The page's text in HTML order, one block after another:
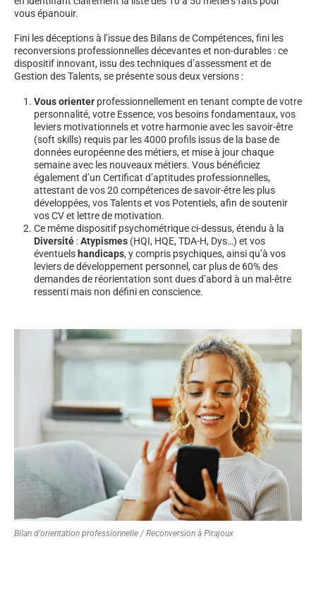
vous épanouir.
Fini les déceptions à l’issue des Bilans de Compétences, fini les
reconversions professionnelles décevantes et non-durables : ce
dispositif innovant, issu des techniques d’assessment et de
Gestion des Talents, se présente sous deux versions :
Vous orienter professionnellement en tenant compte de votre
personnalité, votre Essence, vos besoins fondamentaux, vos
leviers motivationnels et votre harmonie avec les savoir-être
(soft skills) requis par les 4000 profils issus de la base de
données européenne des métiers, et mise à jour chaque
semaine avec les nouveaux métiers. Vous bénéficiez
également d’un Certificat d’aptitudes professionnelles,
attestant de vos 20 compétences de savoir-être les plus
développées, vos Talents et vos Potentiels, afin de soutenir
vos CV et lettre de motivation.
Ce même dispositif psychométrique ci-dessus, étendu à la
Diversité :Atypismes (HQI, HQE, TDA-H, Dys…) et vos
éventuels handicaps, y compris psychiques, ainsi qu’à vos
leviers de développement personnel, car plus de 60% des
demandes de réorientation sont dues d’abord à un mal-être
ressenti mais non défini en conscience.
Bilan d'orientation professionnelle / Reconversion à Pirajoux